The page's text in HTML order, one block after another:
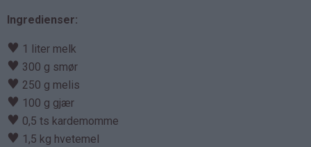
Ingredienser:
♥ 1 liter melk
♥ 300 g smør
♥ 250 g melis
♥ 100 g gjær
♥ 0,5 ts kardemomme
♥ 1,5 kg hvetemel